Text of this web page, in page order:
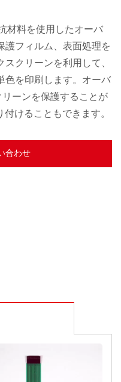
材料を使用したオーバ
護フィルム、表面処理を
クリーンを利用して、
色を印刷します。オーバ
ーンを保護することが
けることもできます。
合わせ